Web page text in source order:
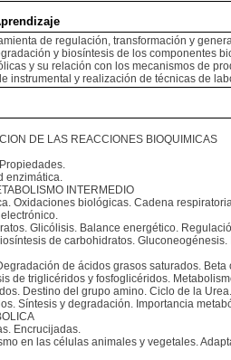
de regulación, transformación y
y biosíntesis de los componentes
y su relación con los mecanismos de
instrumental y realización de técnicas de
DE LAS REACCIONES BIOQUIMICAS
enzimática.
INTERMEDIO
Oxidaciones biológicas. Cadena
Glicólisis. Balance energético.
de carbohidratos.
de ácidos grasos saturados.
de triglicéridos y fosfoglicéridos.
Destino del grupo amino. Ciclo de la
Síntesis y degradación. Importancia
Encrucijadas.
en las células animales y vegetales.